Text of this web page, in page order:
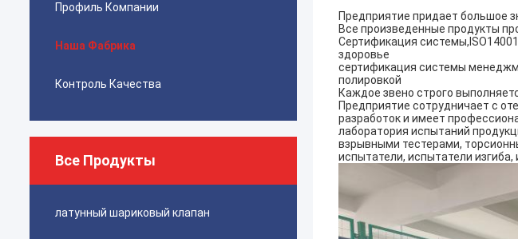
Профиль Компании
Наша Фабрика
Контроль Качества
Все Продукты
латунный шариковый клапан
Предприятие придает большое
Все произведенные продукты
Сертификация
здоровье
сертификация системы
полировкой
Каждое звено строго
Предприятие сотрудничает с
разработок и имеет
лаборатория испытаний
взрывными тестерами,
испытатели, испытатели